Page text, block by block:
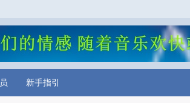
新手指引